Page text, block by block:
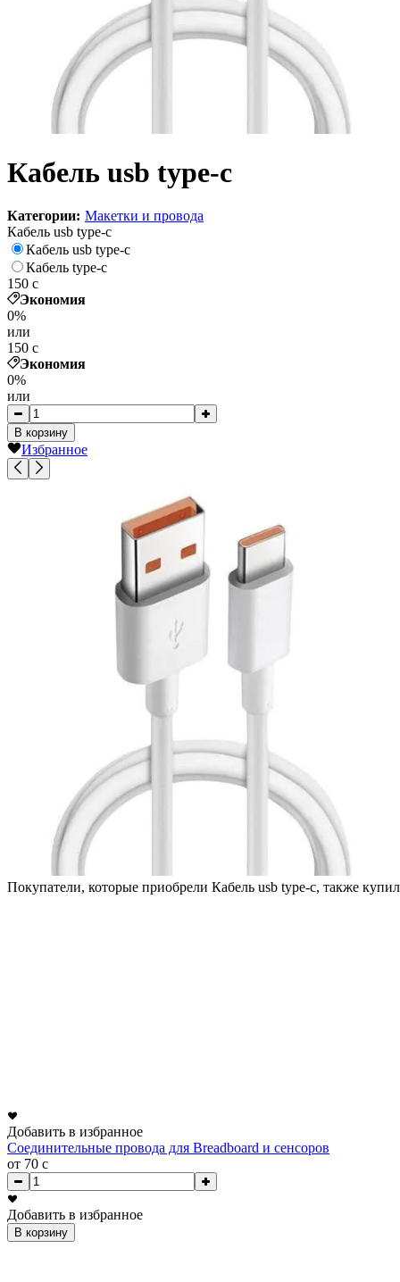
Кабель usb type-c
Категории: Макетки и провода
Кабель usb type-c
Кабель usb type-c
Кабель type-c
150 c
Экономия
0%
или
150 c
Экономия
0%
или
В корзину
Избранное
Покупатели, которые приобрели Кабель usb type-c, также
Добавить в избранное
Соединительные провода для Breadboard и сенсоров
от 70 c
Добавить в избранное
В корзину